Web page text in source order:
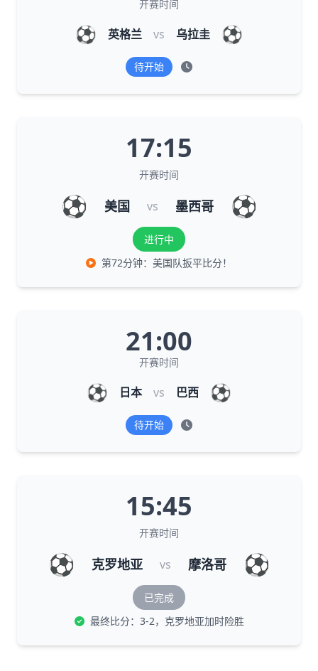
开赛时间
⚽ 英格兰 vs 乌拉圭 ⚽
待开始
17:15
开赛时间
⚽ 美国 vs 墨西哥 ⚽
进行中
第72分钟：美国队扳平比分！
21:00
开赛时间
⚽ 日本 vs 巴西 ⚽
待开始
15:45
开赛时间
⚽ 克罗地亚 vs 摩洛哥 ⚽
已完成
最终比分：3-2，克罗地亚加时险胜